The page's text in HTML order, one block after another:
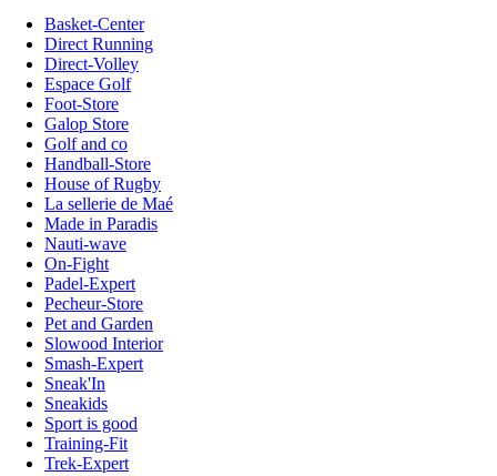
Basket-Center
Direct Running
Direct-Volley
Espace Golf
Foot-Store
Galop Store
Golf and co
Handball-Store
House of Rugby
La sellerie de Maé
Made in Paradis
Nauti-wave
On-Fight
Padel-Expert
Pecheur-Store
Pet and Garden
Slowood Interior
Smash-Expert
Sneak'In
Sneakids
Sport is good
Training-Fit
Trek-Expert